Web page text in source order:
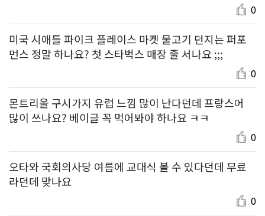
0
미국 시애틀 파이크 플레이스 마켓 물고기 던지는 퍼포
먼스 정말 하나요? 첫 스타벅스 매장 줄 서나요 ;;;
0
몬트리올 구시가지 유럽 느낌 많이 난다던데 프랑스어
많이 쓰나요? 베이글 꼭 먹어봐야 하나요 ㅋㅋ
0
오타와 국회의사당 여름에 교대식 볼 수 있다던데 무료
라던데 맞나요
0